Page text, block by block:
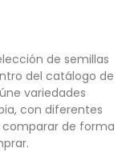
de semillas
del catálogo de
variedades
con diferentes
de forma